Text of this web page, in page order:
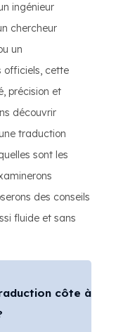
ingénieur
chercheur
un
officiels, cette
précision et
découvrir
traduction
sont les
des conseils
fluide et sans
côte à